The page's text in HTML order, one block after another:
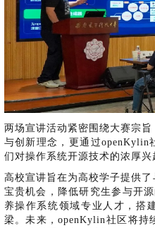
两场宣讲活动紧密围绕大赛宗
与创新理念，更通过openKylin
们对操作系统开源技术的浓厚兴
高校宣讲旨在为高校学子提供
宝贵机会，降低研究生参与开
养操作系统领域专业人才，搭
梁。未来，openKylin社区将持